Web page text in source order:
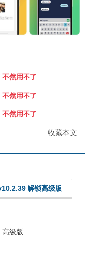
不然用不了
不然用不了
不然用不了
收藏本文
解锁高级版
高级版